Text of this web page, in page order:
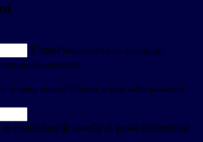
E-mail Verrà inviato un messaggio
necessarie.
al nome utente? Effettua il reset della password
controllare la casella di posta elettronica!